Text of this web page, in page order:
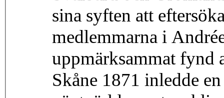
sina syften att
medlemmarna i
uppmärksammat fynd
Skåne 1871 inledde